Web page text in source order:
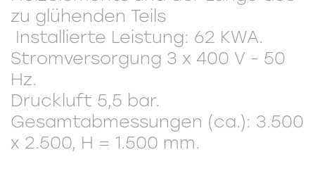
zu glühenden Teils
Installierte Leistung: 62 KWA.
Stromversorgung 3 x 400 V - 50
Hz.
Druckluft 5,5 bar.
Gesamtabmessungen (ca.): 3.500
x 2.500, H = 1.500 mm.